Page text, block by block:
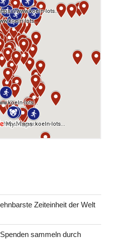
Zeiteinheit der Welt
sammeln durch